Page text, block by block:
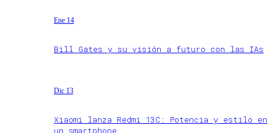
Ene 14
Bill Gates y su visión a futuro con las IAs
Dic 13
Xiaomi lanza Redmi 13C: Potencia y estilo en
un smartphone